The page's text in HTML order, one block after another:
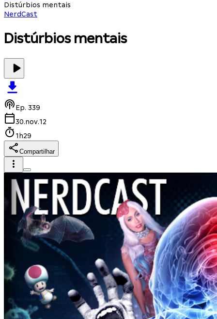
Distúrbios mentais
NerdCast
Distúrbios mentais
Ep. 339
30.nov.12
1h29
Compartilhar